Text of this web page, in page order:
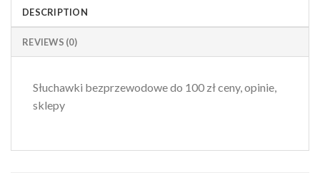
DESCRIPTION
REVIEWS (0)
Słuchawki bezprzewodowe do 100 zł ceny, opinie,
sklepy